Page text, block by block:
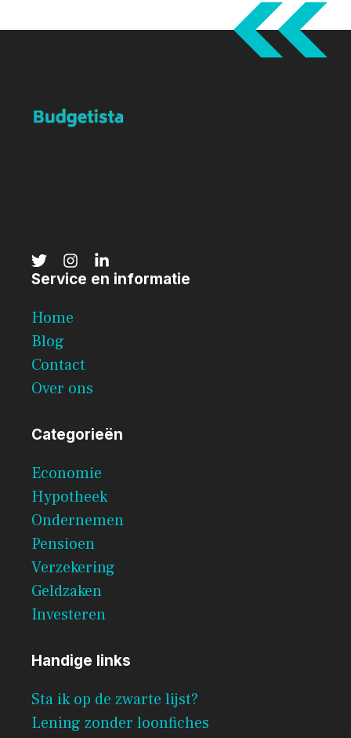
Service en informatie
Home
Blog
Contact
Over ons
Categorieën
Economie
Hypotheek
Ondernemen
Pensioen
Verzekering
Geldzaken
Investeren
Handige links
Sta ik op de zwarte lijst?
Lening zonder loonfiches